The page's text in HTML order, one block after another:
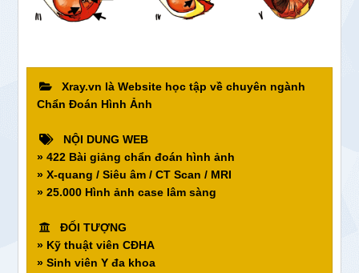
Xray.vn là Website học tập về chuyên ngành
Chẩn Đoán Hình Ảnh
NỘI DUNG WEB
» 422 Bài giảng chẩn đoán hình ảnh
» X-quang / Siêu âm / CT Scan / MRI
» 25.000 Hình ảnh case lâm sàng
ĐỐI TƯỢNG
» Kỹ thuật viên CĐHA
» Sinh viên Y đa khoa